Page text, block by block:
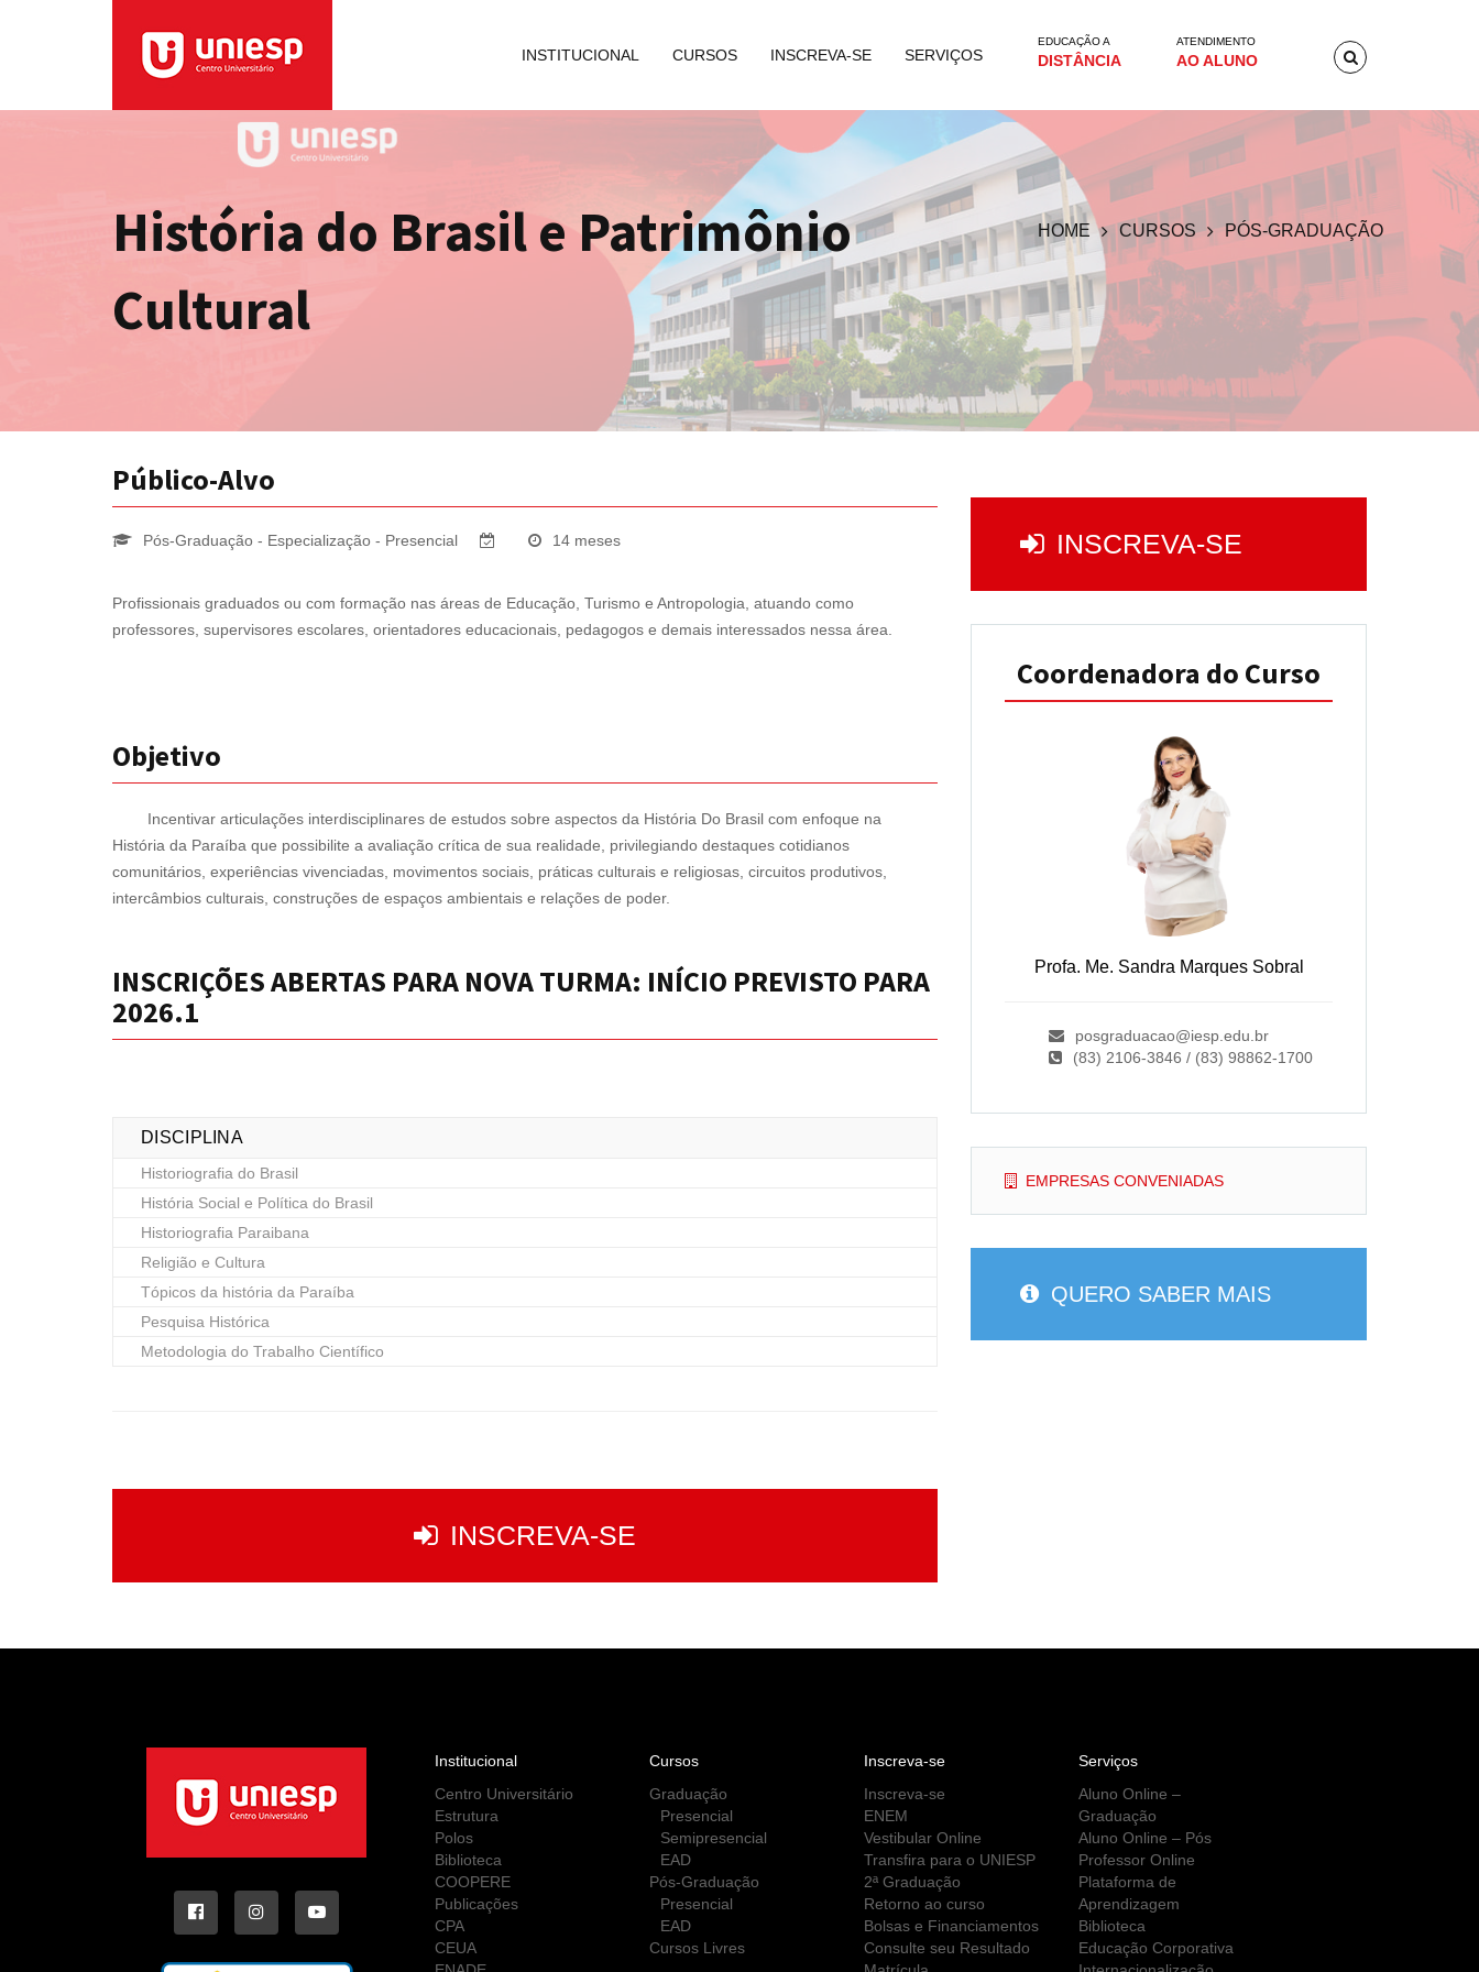
INSTITUCIONAL CURSOS INSCREVA-SE SERVIÇOS
EDUCAÇÃO A
DISTÂNCIA
ATENDIMENTO
AO ALUNO
História do Brasil e Patrimônio
Cultural
HOME CURSOS PÓS-GRADUAÇÃO
Público-Alvo
Pós-Graduação - Especialização - Presencial 14 meses
Profissionais graduados ou com formação nas áreas de Educação, Turismo e Antropologia, atuando como
professores, supervisores escolares, orientadores educacionais, pedagogos e demais interessados nessa área.
Objetivo
Incentivar articulações interdisciplinares de estudos sobre aspectos da História Do Brasil com enfoque na
História da Paraíba que possibilite a avaliação crítica de sua realidade, privilegiando destaques cotidianos
comunitários, experiências vivenciadas, movimentos sociais, práticas culturais e religiosas, circuitos produtivos,
intercâmbios culturais, construções de espaços ambientais e relações de poder.
INSCRIÇÕES ABERTAS PARA NOVA TURMA: INÍCIO PREVISTO PARA
2026.1
DISCIPLINA
Historiografia do Brasil
História Social e Política do Brasil
Historiografia Paraibana
Religião e Cultura
Tópicos da história da Paraíba
Pesquisa Histórica
Metodologia do Trabalho Científico
INSCREVA-SE
INSCREVA-SE
Coordenadora do Curso
Profa. Me. Sandra Marques Sobral
posgraduacao@iesp.edu.br
(83) 2106-3846 / (83) 98862-1700
EMPRESAS CONVENIADAS
QUERO SABER MAIS
Institucional
Centro Universitário
Estrutura
Polos
Biblioteca
COOPERE
Publicações
CPA
CEUA
Cursos
Graduação
Presencial
Semipresencial
EAD
Pós-Graduação
Presencial
EAD
Cursos Livres
Inscreva-se
Inscreva-se
ENEM
Vestibular Online
Transfira para o UNIESP
2ª Graduação
Retorno ao curso
Bolsas e Financiamentos
Consulte seu Resultado
Serviços
Aluno Online –
Graduação
Aluno Online – Pós
Professor Online
Plataforma de
Aprendizagem
Biblioteca
Educação Corporativa